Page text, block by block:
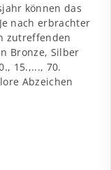
können das
nach erbrachter
zutreffenden
Bronze, Silber
15.,..., 70.
Abzeichen